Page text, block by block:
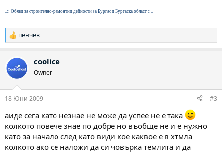
..:: Обяви за строително-ремонтни дейности за Бургас и Бургаска област ::..
Р
е
к
ц
и
пенчев
coolice
Owner
18 Юни 2009 #3
аиде сега като незнае не може да успее не е така
колкото повече знае по добре но въобще не и е нужно
като за начало след като види кое каквое е в хтмла
колкото ако се наложи да си човърка темлита и да